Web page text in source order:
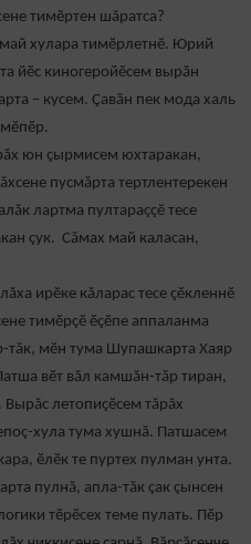
тимӗртен шăратса?
хулара тимӗрлетнӗ. Юрий
йӗс киногеройӗсем вырăн
– кусем. Çавăн пек мода халь
юн çырмисем юхтаракан,
пусмăрта тертлентерекен
лартма пултараççӗ тесе
çук. Сăмах май каласан,
ирӗке кăларас тесе çӗкленнӗ
тимӗрçӗ ӗçӗпе аппаланма
тăк, мӗн тума Шупашкарта Хаяр
вӗт вăл камшăн-тăр тиран,
летопиçӗсем тăрăх
хула тума хушнă. Патшасем
ӗлӗк те пуртех пулман унта.
пулнă, апла-тăк çак çынсен
тӗрӗсех теме пулать. Пӗр